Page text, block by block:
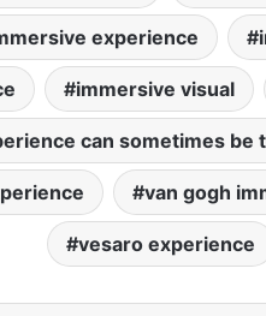
experience
immersive visual
can sometimes be
van gogh
vesaro experience